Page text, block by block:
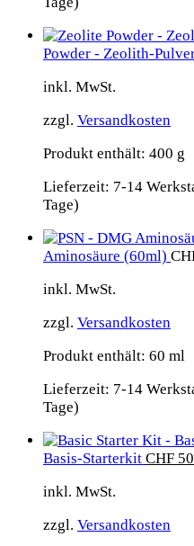
Powder - Zeolith-
inkl. MwSt.
zzgl. Versandkosten
Produkt enthält: 400 g
Lieferzeit: 7-14
Tage)
Aminosäure (60ml)
inkl. MwSt.
zzgl. Versandkosten
Produkt enthält: 60 ml
Lieferzeit: 7-14
Tage)
Basis-Starterkit CHF
inkl. MwSt.
zzgl. Versandkosten